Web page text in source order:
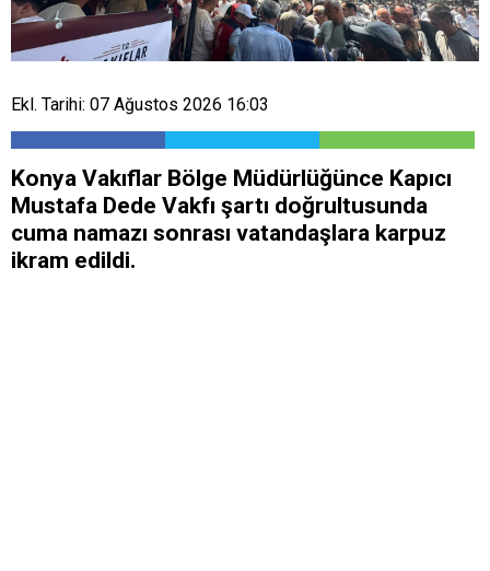
Ekl. Tarihi: 07 Ağustos 2026 16:03
Konya Vakıflar Bölge Müdürlüğünce Kapıcı
Mustafa Dede Vakfı şartı doğrultusunda
cuma namazı sonrası vatandaşlara karpuz
ikram edildi.